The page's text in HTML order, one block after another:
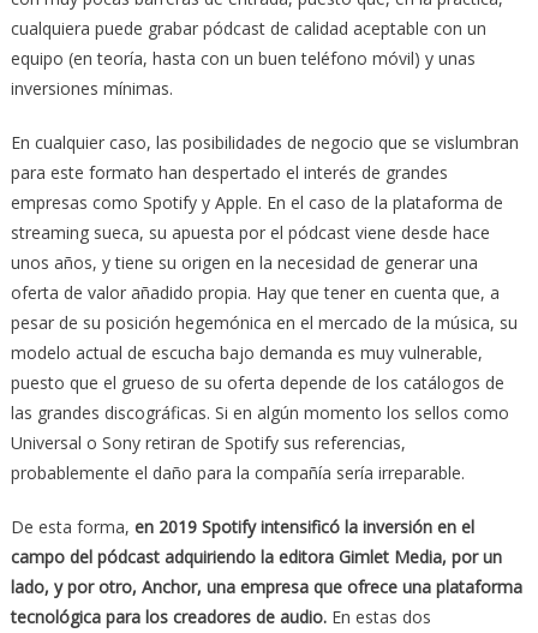
cualquiera puede grabar pódcast de calidad aceptable con un
equipo (en teoría, hasta con un buen teléfono móvil) y unas
inversiones mínimas.
En cualquier caso, las posibilidades de negocio que se vislumbran
para este formato han despertado el interés de grandes
empresas como Spotify y Apple. En el caso de la plataforma de
streaming sueca, su apuesta por el pódcast viene desde hace
unos años, y tiene su origen en la necesidad de generar una
oferta de valor añadido propia. Hay que tener en cuenta que, a
pesar de su posición hegemónica en el mercado de la música, su
modelo actual de escucha bajo demanda es muy vulnerable,
puesto que el grueso de su oferta depende de los catálogos de
las grandes discográficas. Si en algún momento los sellos como
Universal o Sony retiran de Spotify sus referencias,
probablemente el daño para la compañía sería irreparable.
De esta forma, en 2019 Spotify intensificó la inversión en el
campo del pódcast adquiriendo la editora Gimlet Media, por un
lado, y por otro, Anchor, una empresa que ofrece una plataforma
tecnológica para los creadores de audio.En estas dos